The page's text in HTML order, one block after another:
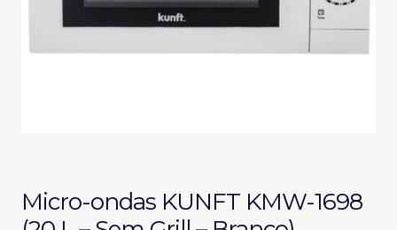
Micro-ondas KUNFT KMW-1698